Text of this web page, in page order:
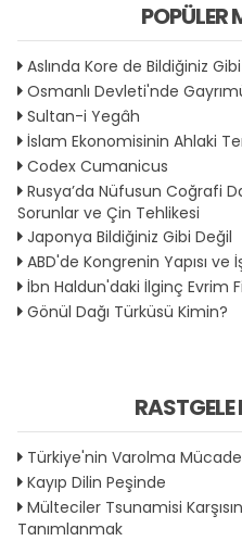
POPÜLER
Aslında Kore de Bildiğiniz
Osmanlı Devleti'nde
Sultan-i Yegâh
İslam Ekonomisinin Ahlaki
Codex Cumanicus
Rusya’da Nüfusun Coğrafi
Sorunlar ve Çin Tehlikesi
Japonya Bildiğiniz Gibi Değil
ABD'de Kongrenin Yapısı ve
İbn Haldun'daki İlginç Evrim
Gönül Dağı Türküsü Kimin?
Türkiye'nin Varolma
Kayıp Dilin Peşinde
Mülteciler Tsunamisi
Tanımlanmak